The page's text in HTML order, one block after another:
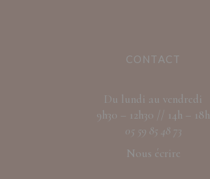
CONTACT
Du lundi au vendredi
9h30 – 12h30 // 14h – 18h
05 59 85 48 73
Nous écrire